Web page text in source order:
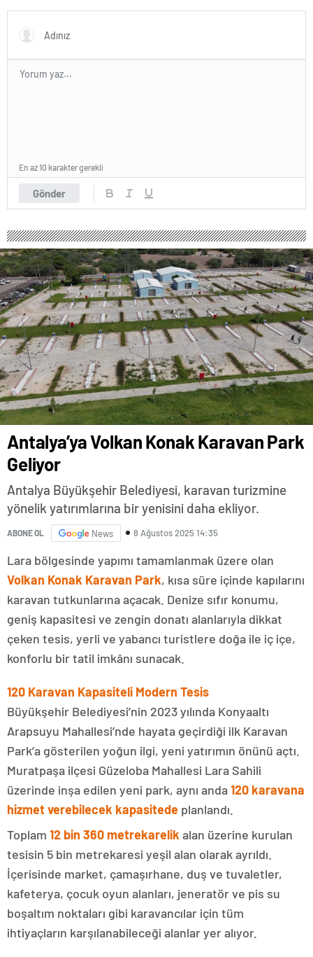
sürdürüyor
Gönder
En az 10 karakter gerekli
Antalya’ya Volkan Konak Karavan Park
Geliyor
Antalya Büyükşehir Belediyesi, karavan turizmine
yönelik yatırımlarına bir yenisini daha ekliyor.
ABONE OL News 8 Ağustos 2025 14:35
Lara bölgesinde yapımı tamamlanmak üzere olan
Volkan Konak Karavan Park, kısa süre içinde kapılarını
karavan tutkunlarına açacak. Denize sıfır konumu,
geniş kapasitesi ve zengin donatı alanlarıyla dikkat
çeken tesis, yerli ve yabancı turistlere doğa ile iç içe,
konforlu bir tatil imkânı sunacak.
120 Karavan Kapasiteli Modern Tesis
Büyükşehir Belediyesi’nin 2023 yılında Konyaaltı
Arapsuyu Mahallesi’nde hayata geçirdiği ilk Karavan
Park’a gösterilen yoğun ilgi, yeni yatırımın önünü açtı.
Muratpaşa ilçesi Güzeloba Mahallesi Lara Sahili
üzerinde inşa edilen yeni park, aynı anda120 karavana
hizmet verebilecek kapasitede planlandı.
Toplam 12 bin 360 metrekarelik alan üzerine kurulan
tesisin 5 bin metrekaresi yeşil alan olarak ayrıldı.
İçerisinde market, çamaşırhane, duş ve tuvaletler,
kafeterya, çocuk oyun alanları, jeneratör ve pis su
boşaltım noktaları gibi karavancılar için tüm
ihtiyaçların karşılanabileceği alanlar yer alıyor.